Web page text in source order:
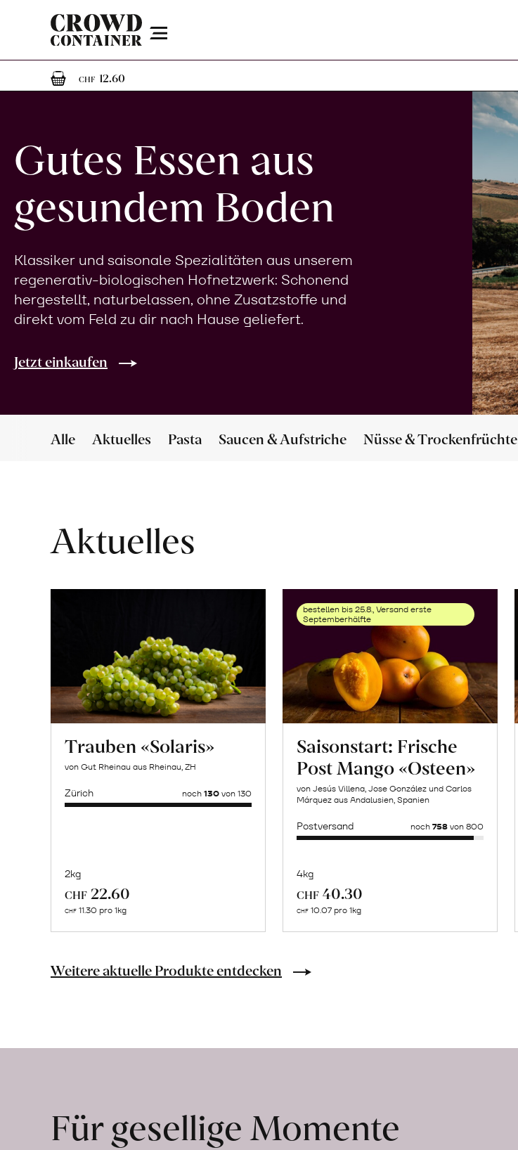
Menu
CHF 12.601 Artikel im Warenkorb
Gutes Essen aus
gesundem Boden
Klassiker und saisonale Spezialitäten aus unserem
regenerativ-biologischen Hofnetzwerk: Schonend
hergestellt, naturbelassen, ohne Zusatzstoffe und
direkt vom Feld zu dir nach Hause geliefert.
Jetzt einkaufen
Alle Aktuelles Pasta Saucen & Aufstriche Nüsse & Trockenfrüchte
Aktuelles
Trauben «Solaris»
von Gut Rheinau aus Rheinau, ZH
Zürich noch 130von 130
2kg
CHF 22.60
CHF 11.30 pro 1kg
Naturbelassene
Lebensmittel
ab
bestellen bis 25.8., Versand erste
Septemberhälfte
Saisonstart: Frische
Post Mango «Osteen»
von Jesús Villena, Jose González und Carlos
Márquez aus Andalusien, Spanien
Postversand noch 758von 800
4kg
CHF 40.30
CHF 10.07 pro 1kg
David
Weitere aktuelle Produkte entdecken
Für gesellige Momente